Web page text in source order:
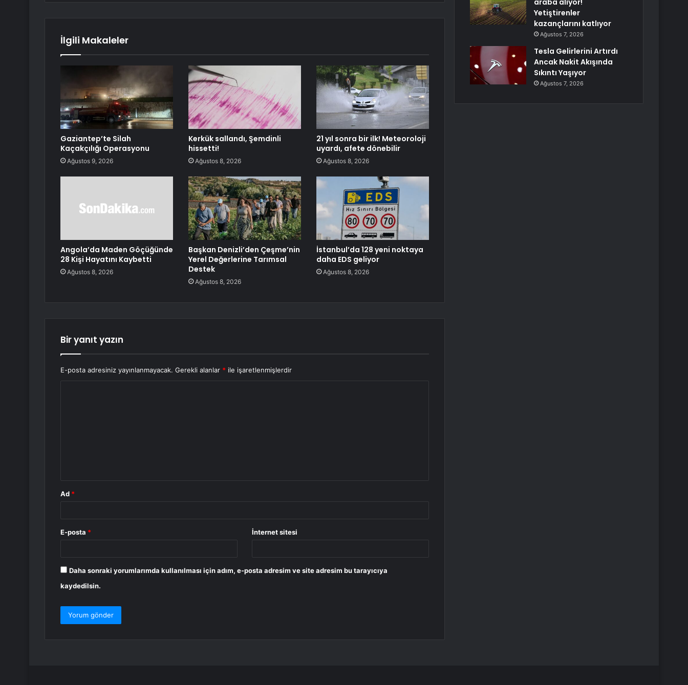
İlgili Makaleler
Gaziantep’te Silah
Kaçakçılığı Operasyonu
Ağustos 9, 2026
Kerkük sallandı, Şemdinli
hissetti!
Ağustos 8, 2026
21 yıl sonra bir ilk! Meteoroloji
uyardı, afete dönebilir
Ağustos 8, 2026
Angola’da Maden Göçüğünde
28 Kişi Hayatını Kaybetti
Ağustos 8, 2026
Başkan Denizli’den Çeşme’nin
Yerel Değerlerine Tarımsal
Destek
Ağustos 8, 2026
İstanbul’da 128 yeni noktaya
daha EDS geliyor
Ağustos 8, 2026
Bir yanıt yazın
E-posta adresiniz yayınlanmayacak. Gerekli alanlar * ile işaretlenmişlerdir
Ad *
E-posta * İnternet sitesi
Daha sonraki yorumlarımda kullanılması için adım, e-posta adresim ve site adresim bu tarayıcıya
kaydedilsin.
araba alıyor!
Yetiştirenler
kazançlarını katlıyor
Ağustos 7, 2026
Tesla Gelirlerini Artırdı
Ancak Nakit Akışında
Sıkıntı Yaşıyor
Ağustos 7, 2026